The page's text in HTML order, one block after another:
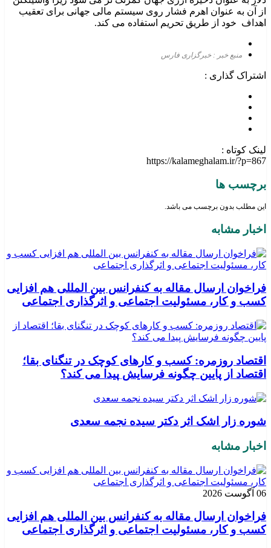
از آن به عنوان اهرم فشار روی سیستم مالی جهانی برای تعقیب
اهداف خود از طریق تحریم استفاده می کند.
منبع خبر : خبرگزاری فارس
اشتراک گذاری :
لینک کوتاه :
https://kalameghalam.ir/?p=867
برچسب ها
این مطلب بدون برچسب می باشد.
اخبار مشابه
فراخوان ارسال مقاله به کنفرانس بین المللی هم افزایی
کسب و کار، مسئولیت اجتماعی و اثرگذاری اجتماعی
اقتصاد روزمره: کسب‌ و کارهای کوچک در تنگنای بقا؛
اقتصاد از پایین چگونه فرسایش پیدا می کند؟
شوره زار اشک اثر دکتر سیده نجمه سعدی
اخبار مشابه
06 آگوست 2026
فراخوان ارسال مقاله به کنفرانس بین المللی هم افزایی
کسب و کار، مسئولیت اجتماعی و اثرگذاری اجتماعی